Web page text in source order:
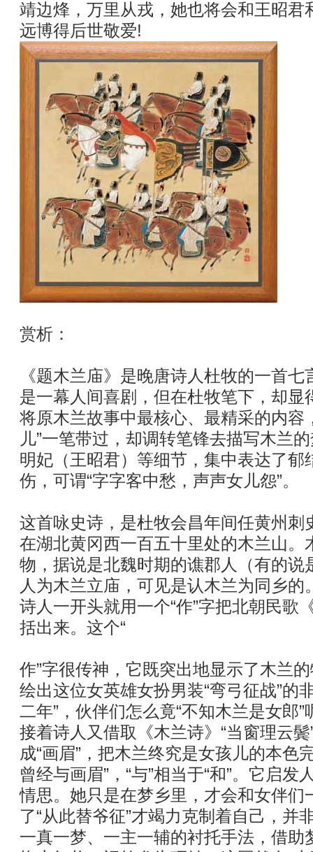
靖边烽，万里从戎，她也将会和王昭君
远博得后世敬爱!
赏析：
《题木兰庙》是晚唐诗人杜牧的一首
是一幕人间喜剧，但在杜牧笔下，却显
将原木兰故事中最核心、最精采的内容
儿”一笔带过，却调转笔锋去描写木兰
明妃（王昭君）等细节，集中表达了郁
伤，可谓“字字客中愁，声声女儿怨”。
这首咏史诗，是杜牧会昌年间任黄州刺
在湖北黄冈西一百五十里处的木兰山。
物，据说是北魏时期的谯郡人（有的说
人为木兰立庙，可见是认木兰为同乡的
诗人一开头就用一个“作”字把北朝民歌
括出来。这个“
作”字很传神，它既突出地显示了木兰
绘出这位女英雄女扮男装“弯弓征战”的
二年”，伙伴们怎么竟“不知木兰是女郎”
接着诗人又借取《木兰诗》“当窗理云鬓
成“画眉”，把木兰终究是女孩儿的本色
曾经与画眉”，“与”相当于“和”。它启发
情思。她只是在梦乡里，才会和女伴们
了“从此替爷征”才竭力克制着自己，并
一真一梦、一主一辅的衬托手法，借助